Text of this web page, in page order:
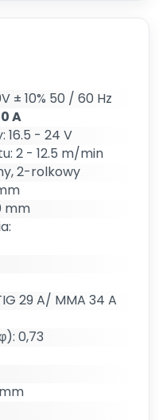
± 10% 50 / 60 Hz
A
16.5 - 24 V
2 - 12.5 m/min
2-rolkowy
mm
29 A/ MMA 34 A
0,73